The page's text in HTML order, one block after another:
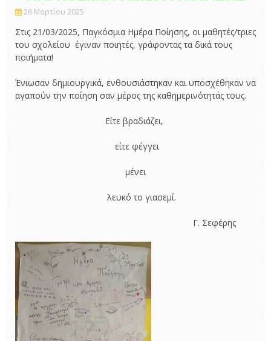
26 Μαρτίου 2025
Στις 21/03/2025, Παγκόσμια Ημέρα Ποίησης, οι μαθητές/τριες
του σχολείου έγιναν ποιητές, γράφοντας τα δικά τους
ποιήματα!
Ένιωσαν δημιουργικά, ενθουσιάστηκαν και υποσχέθηκαν να
αγαπούν την ποίηση σαν μέρος της καθημερινότητάς τους.
Είτε βραδιάζει,
είτε φέγγει
μένει
λευκό το γιασεμί.
Γ. Σεφέρης